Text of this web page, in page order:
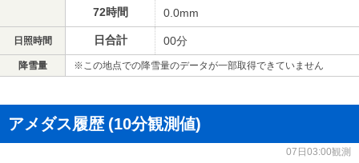
72時間 0.0mm
日照時間 日合計 00分
降雪量 ※この地点での降雪量のデータが一部取得できていません
アメダス履歴 (10分観測値)
07日03:00観測